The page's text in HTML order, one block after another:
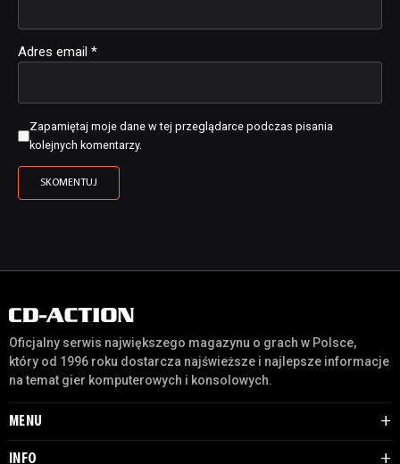
Adres email *
Zapamiętaj moje dane w tej przeglądarce podczas pisania
kolejnych komentarzy.
Oficjalny serwis największego magazynu o grach w Polsce,
który od 1996 roku dostarcza najświeższe i najlepsze informacje
na temat gier komputerowych i konsolowych.
MENU
INFO